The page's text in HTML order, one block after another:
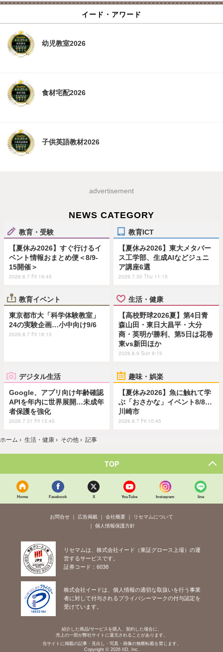
イード・アワード
幼児教室2026
食材宅配2026
子供英語教材2026
advertisement
NEWS CATEGORY
教育・受験
【夏休み2026】すぐ行けるイ
ベント情報おまとめ便＜8/9-
15開催＞
2026.8.7 Fri 19:45
教育ICT
【夏休み2026】東大メタバー
ス工学部、生成AIなどジュニ
ア講座6選
2026.7.30 Thu 11:15
教育イベント
東京都市大「科学体験教室」
24の実験企画…小中向け9/6
2026.8.7 Fri 18:15
生活・健康
【高校野球2026夏】第4日青
森山田・東日大昌平・大分
商・英明が勝利、第5日は花巻
東vs新田ほか
2026.8.9 Sun 9:15
デジタル生活
Google、アプリ向け年齢確認
APIを年内に世界展開…未成年
者保護を強化
2026.7.31 Fri 13:45
趣味・娯楽
【夏休み2026】魚に触れて学
ぶ「おさかな」イベント8/8…
川崎市
2026.8.7 Fri 10:45
ホーム › 生活・健康 › その他 › 記事
TOP
Home Facebook X YouTube Instagram line
お問合せ 広告掲載 会社概要
リセマムについて
個人情報保護方針
リセマムは、株式会社イード（東証グロース上場）の運
営するサービスです。
証券コード：6038
株式会社イードは、個人情報の適切な取扱いを行う事業
者に対して付与されるプライバシーマークの付与認定を
受けています。
紹介した商品/サービスを購入、契約した場合に、
売上の一部が弊社サイトに還元されることがあります。
当サイトに掲載の記事・見出し・写真・画像の無断転載を禁じます。
Copyright © 2026 IID, Inc.